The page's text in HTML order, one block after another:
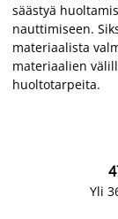
säästyä
nauttimiseen.
materiaalista
materiaalien
huoltotarpeita.
Yli